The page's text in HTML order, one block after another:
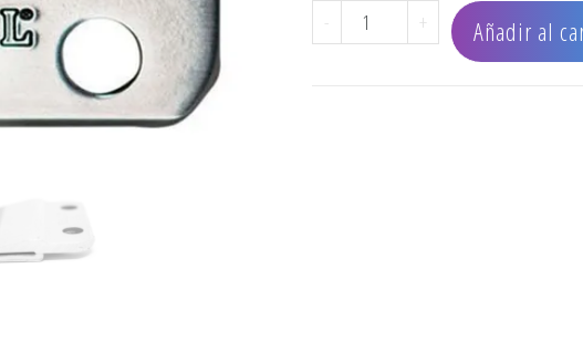
- CUCHILLA MAGIC, SENIOR Y
+ Añadir al